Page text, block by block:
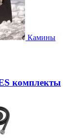
Камины
комплекты